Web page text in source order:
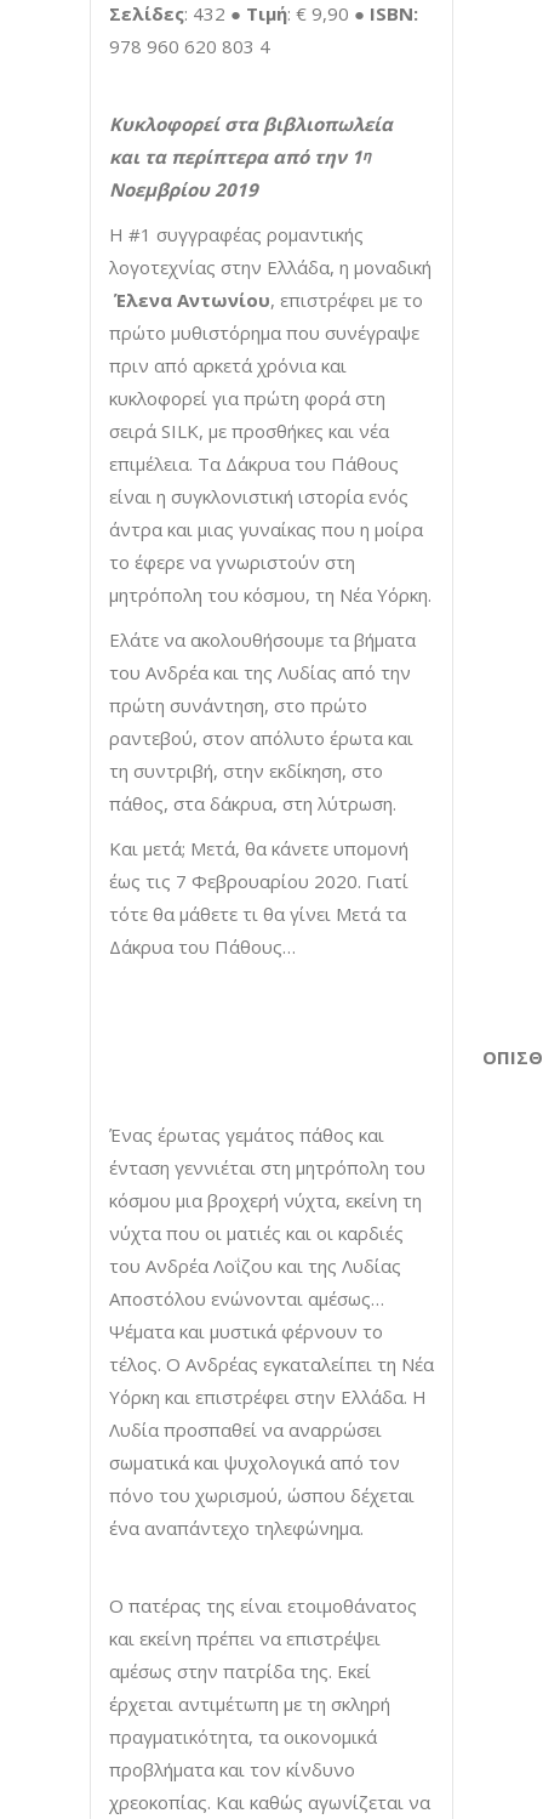
Σελίδες: 432 ● Τιμή: € 9,90 ● ΙSBN:
978 960 620 803 4
Kυκλοφορεί στα βιβλιοπωλεία
και τα περίπτερα από την 1η
Νοεμβρίου 2019
Η #1 συγγραφέας ρομαντικής
λογοτεχνίας στην Ελλάδα, η μοναδική
Έλενα Αντωνίου, επιστρέφει με το
πρώτο μυθιστόρημα που συνέγραψε
πριν από αρκετά χρόνια και
κυκλοφορεί για πρώτη φορά στη
σειρά SILK, με προσθήκες και νέα
επιμέλεια. Τα Δάκρυα του Πάθους
είναι η συγκλονιστική ιστορία ενός
άντρα και μιας γυναίκας που η μοίρα
το έφερε να γνωριστούν στη
μητρόπολη του κόσμου, τη Νέα Υόρκη.
Ελάτε να ακολουθήσουμε τα βήματα
του Ανδρέα και της Λυδίας από την
πρώτη συνάντηση, στο πρώτο
ραντεβού, στον απόλυτο έρωτα και
τη συντριβή, στην εκδίκηση, στο
πάθος, στα δάκρυα, στη λύτρωση.
Και μετά; Μετά, θα κάνετε υπομονή
έως τις 7 Φεβρουαρίου 2020. Γιατί
τότε θα μάθετε τι θα γίνει Μετά τα
Δάκρυα του Πάθους…
Ένας έρωτας γεμάτος πάθος και
ένταση γεννιέται στη μητρόπολη του
κόσμου μια βροχερή νύχτα, εκείνη τη
νύχτα που οι ματιές και οι καρδιές
του Ανδρέα Λοΐζου και της Λυδίας
Αποστόλου ενώνονται αμέσως…
Ψέματα και μυστικά φέρνουν το
τέλος. Ο Ανδρέας εγκαταλείπει τη Νέα
Υόρκη και επιστρέφει στην Ελλάδα. Η
Λυδία προσπαθεί να αναρρώσει
σωματικά και ψυχολογικά από τον
πόνο του χωρισμού, ώσπου δέχεται
ένα αναπάντεχο τηλεφώνημα.
Ο πατέρας της είναι ετοιμοθάνατος
και εκείνη πρέπει να επιστρέψει
αμέσως στην πατρίδα της. Εκεί
έρχεται αντιμέτωπη με τη σκληρή
πραγματικότητα, τα οικονομικά
προβλήματα και τον κίνδυνο
χρεοκοπίας. Και καθώς αγωνίζεται να